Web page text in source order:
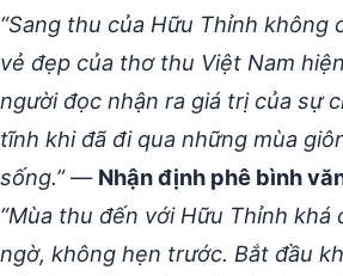
“Sang thu của Hữu Thỉnh không
vẻ đẹp của thơ thu Việt Nam
người đọc nhận ra giá trị của sự
tĩnh khi đã đi qua những mùa
sống.”— Nhận định phê bình
“Mùa thu đến với Hữu Thỉnh
ngờ, không hẹn trước. Bắt đầu